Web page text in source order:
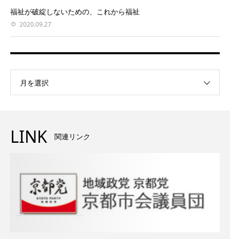
福祉が破綻しないための、これから福祉
2020.09.27
月を選択
LINK 関連リンク